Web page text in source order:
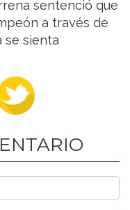
sentenció que
a través de
se sienta